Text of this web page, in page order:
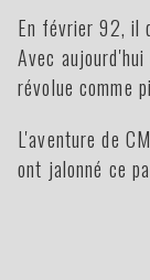
En février 92, il
Avec
révolue comme
L'aventure de
ont jalonné ce